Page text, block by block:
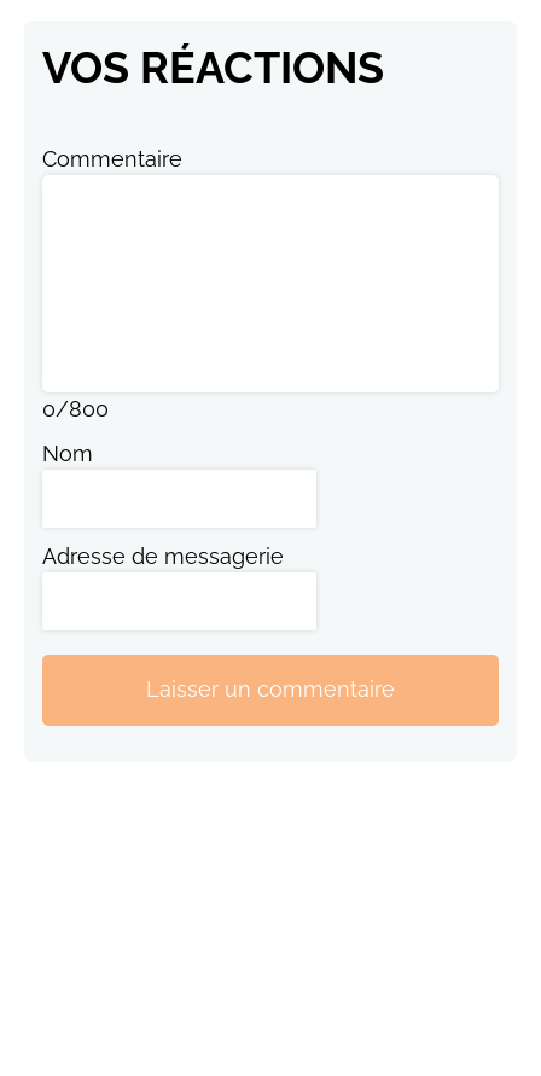
VOS RÉACTIONS
Commentaire
0/800
Nom
Adresse de messagerie
Laisser un commentaire